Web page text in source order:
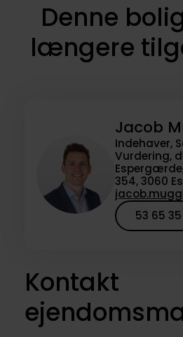
Denne
længere
Jacob
Indehaver,
Vurdering,
354, 3060
53 65
Kontakt